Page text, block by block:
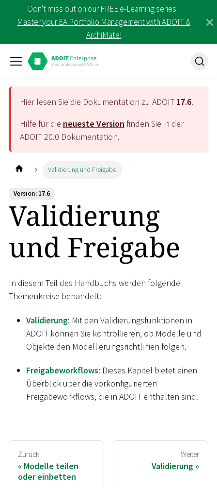
Don't miss out on our FREE e-Learning series |
Master your EA Portfolio Management with ADOIT &
ArchiMate!
Hier lesen Sie die Dokumentation zu ADOIT 17.6.
Hilfe für die neueste Version finden Sie in der
ADOIT20.0 Dokumentation.
Validierung und Freigabe
Version: 17.6
Validierung
und Freigabe
In diesem Teil des Handbuchs werden folgende
Themenkreise behandelt:
Validierung: Mit den Validierungsfunktionen in
ADOIT können Sie kontrollieren, ob Modelle und
Objekte den Modellierungsrichtlinien folgen.
Freigabeworkflows: Dieses Kapitel bietet einen
Überblick über die vorkonfigurierten
Freigabeworkflows, die in ADOIT enthalten sind.
Zurück
Modelle teilen
oder einbetten
Weiter
Validierung